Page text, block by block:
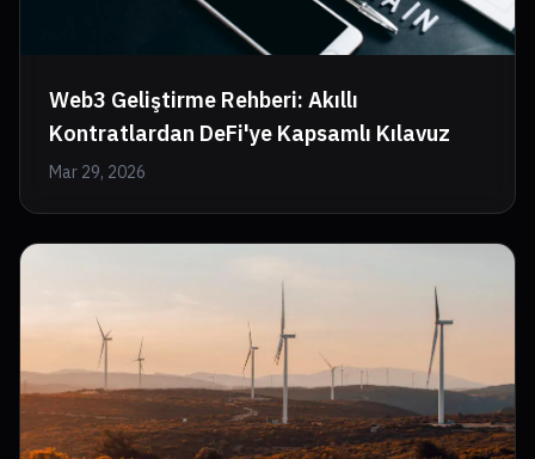
Web3 Geliştirme Rehberi: Akıllı
Kontratlardan DeFi'ye Kapsamlı Kılavuz
Mar 29, 2026